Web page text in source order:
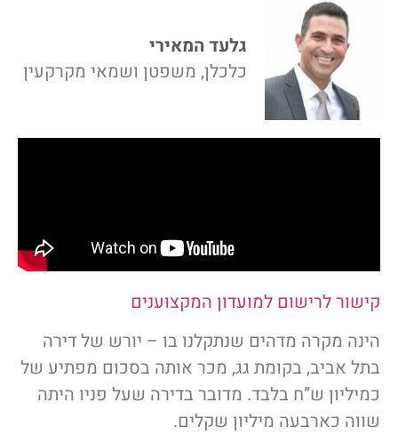
גלעד המאירי
כלכלן, משפטן ושמאי מקרקעין
קישור לרישום למועדון המקצוענים
הינה מקרה מדהים שנתקלנו בו – יורש של דירה
בתל אביב, בקומת גג, מכר אותה בסכום מפתיע של
כמיליון ש”ח בלבד. מדובר בדירה שעל פניו היתה
שווה כארבעה מיליון שקלים.